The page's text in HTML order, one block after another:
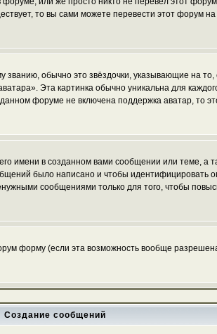
то вы сами можете перевести этот форум
званию, обычно это звёздочки, указывающие на
Эта картинка обычно уникальна для
форуме не включена поддержка аватар, то
имени в созданном вами сообщении или теме, а
было написано и чтобы
сообщениями только для того, чтобы
форму (если эта возможность вообще
Создание сообщений